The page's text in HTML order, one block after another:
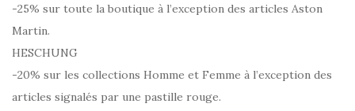
-25% sur toute la boutique à l’exception des articles Aston
Martin.
HESCHUNG
-20% sur les collections Homme et Femme à l’exception des
articles signalés par une pastille rouge.